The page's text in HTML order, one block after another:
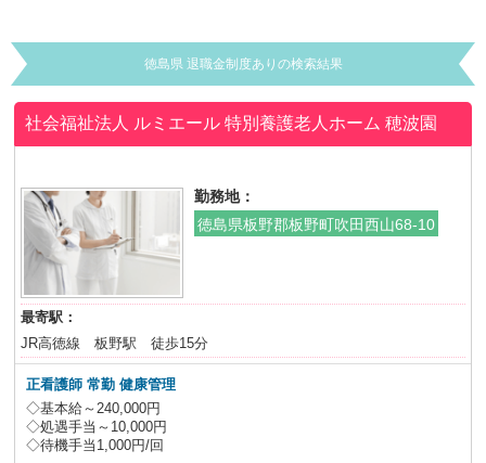
徳島県 退職金制度ありの検索結果
社会福祉法人 ルミエール 特別養護老人ホーム 穂波園
勤務地：
徳島県板野郡板野町吹田西山68-10
最寄駅：
JR高徳線 板野駅 徒歩15分
正看護師 常勤 健康管理
◇基本給～240,000円
◇処遇手当～10,000円
◇待機手当1,000円/回